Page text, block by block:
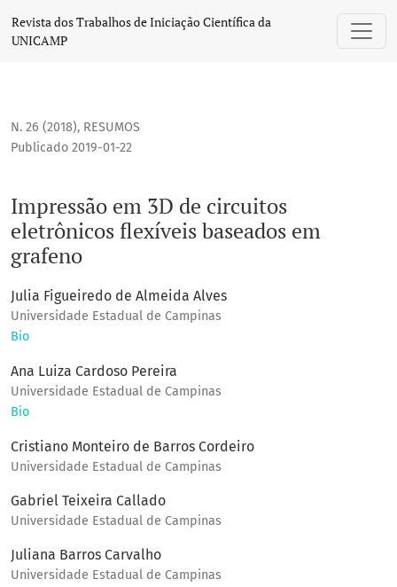
Impressão em 3D de circuitos eletrônicos flexíveis
Revista dos Trabalhos de Iniciação Científica da
UNICAMP
N. 26 (2018), RESUMOS
Impressão em 3D de circuitos
eletrônicos flexíveis baseados em
grafeno
Publicado 2019-01-22
Julia Figueiredo de Almeida Alves
Universidade Estadual de Campinas
Bio
Ana Luiza Cardoso Pereira
Universidade Estadual de Campinas
Bio
Cristiano Monteiro de Barros Cordeiro
Universidade Estadual de Campinas
Gabriel Teixeira Callado
Universidade Estadual de Campinas
Juliana Barros Carvalho
Universidade Estadual de Campinas